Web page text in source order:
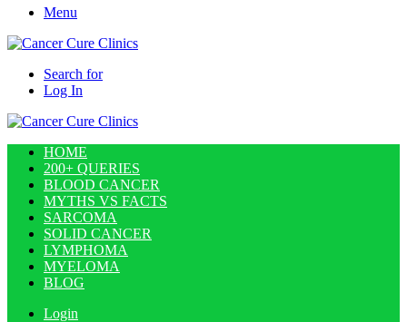
Menu
Search for
Log In
HOME
200+ QUERIES
BLOOD CANCER
MYTHS VS FACTS
SARCOMA
SOLID CANCER
LYMPHOMA
MYELOMA
BLOG
Login